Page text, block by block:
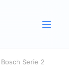
Bosch Serie 2